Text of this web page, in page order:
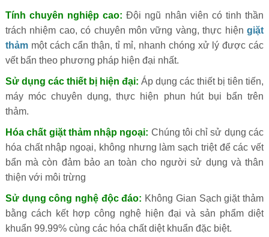
Tính chuyên nghiệp cao: Đội ngũ nhân viên có tinh thần
trách nhiệm cao, có chuyên môn vững vàng, thực hiệngiặt
thảmmột cách cẩn thận, tỉ mỉ, nhanh chóng xử lý được các
vết bẩn theo phương pháp hiện đại nhất.
Sử dụng các thiết bị hiện đại: Áp dụng các thiết bị tiên tiến,
máy móc chuyên dụng, thực hiện phun hút bụi bẩn trên
thảm.
Hóa chất giặt thảm nhập ngoại: Chúng tôi chỉ sử dụng các
hóa chất nhập ngoại, không nhưng làm sạch triệt để các vết
bẩn mà còn đảm bảo an toàn cho người sử dụng và thân
thiện với môi trừng
Sử dụng công nghệ độc đáo: Không Gian Sạch giặt thảm
bằng cách kết hợp công nghệ hiện đại và sản phẩm diệt
khuẩn 99.99% cùng các hóa chất diệt khuẩn đặc biệt.